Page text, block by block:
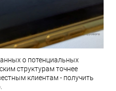
о потенциальных
структурам точнее
клиентам - получить